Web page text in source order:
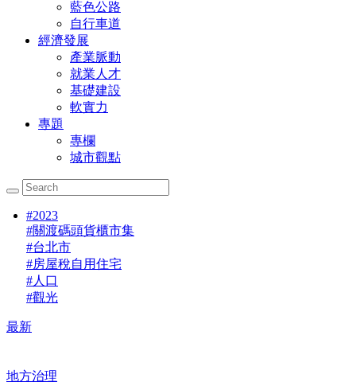
藍色公路
自行車道
經濟發展
產業脈動
就業人才
基礎建設
軟實力
專題
專欄
城市觀點
#2023
#關渡碼頭貨櫃市集
#台北市
#房屋稅自用住宅
#人口
#觀光
最新
地方治理